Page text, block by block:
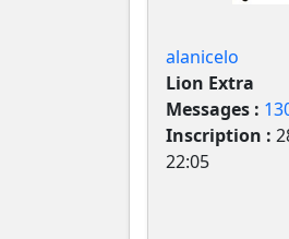
alanicelo
Lion Extra
Messages :
Inscription :
22:05